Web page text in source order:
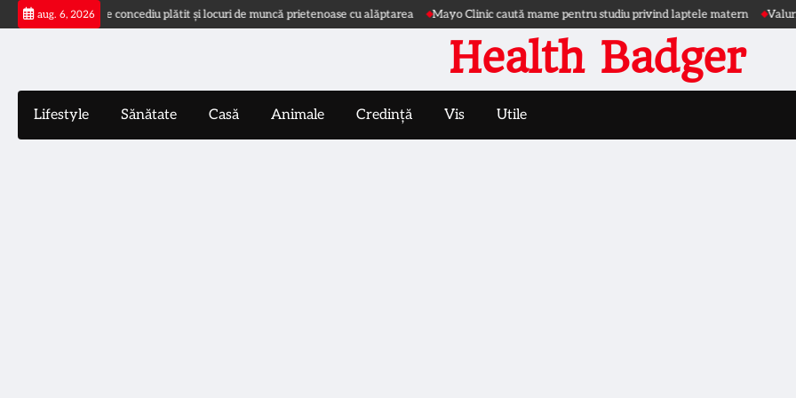
Skip
to
aug. 6, 2026
WHO cere concediu plătit și locuri de muncă prietenoase cu alăptarea Mayo Clinic caută mame pentru studiu privind laptele matern Valurile de
Health Badger
Lifestyle Sănătate Casă Animale Credință Vis Utile